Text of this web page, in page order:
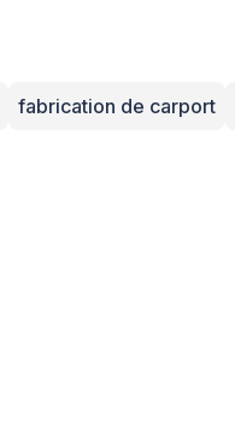
fabrication de carport